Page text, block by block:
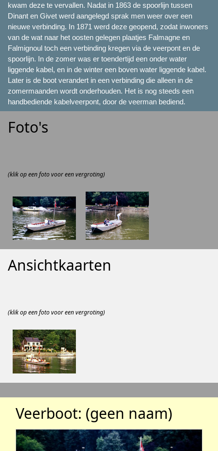
kwam deze te vervallen. Nadat in 1863 de spoorlijn tussen
Dinant en Givet werd aangelegd sprak men weer over een
nieuwe verbinding. In 1871 werd deze geopend, zodat inwoners
van de wat naar het oosten gelegen plaatjes Falmagne en
Falmignoul toch een verbinding kregen via de veerpont en de
spoorlijn. In de zomer was er toendertijd een onder water
liggende kabel, en in de winter een boven water liggende kabel.
Later is de boot verandert in een verbinding die alleen in de
zomermaanden wordt onderhouden. Het is nog steeds een
handbediende kabelveerpont, door de veerman bediend.
Foto's
(klik op een foto voor een vergroting)
Ansichtkaarten
(klik op een foto voor een vergroting)
Veerboot: (geen naam)